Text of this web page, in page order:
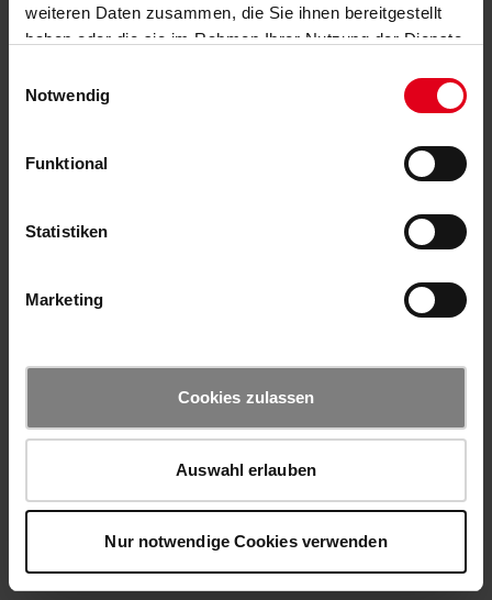
weiteren Daten zusammen, die Sie ihnen bereitgestellt
haben oder die sie im Rahmen Ihrer Nutzung der Dienste
Notwendig
Funktional
Statistiken
Marketing
Cookies zulassen
Auswahl erlauben
Nur notwendige Cookies verwenden